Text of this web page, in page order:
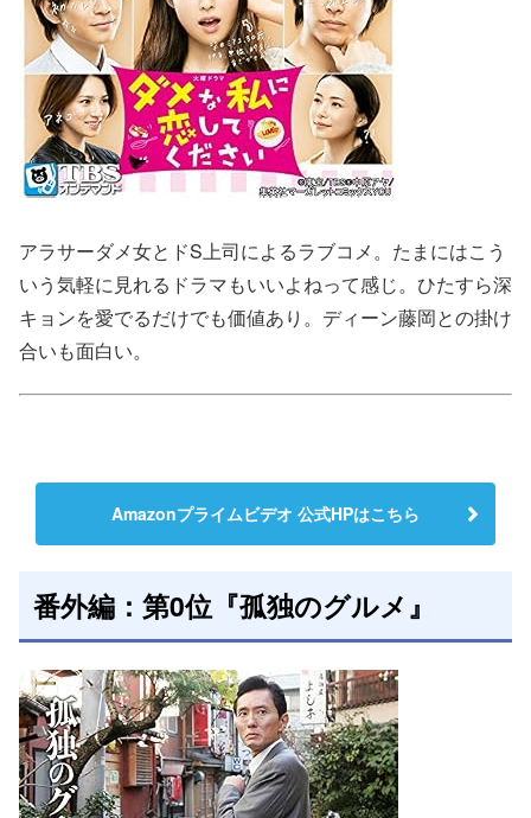
アラサーダメ女とドS上司によるラブコメ。たまにはこう
いう気軽に見れるドラマもいいよねって感じ。ひたすら深
キョンを愛でるだけでも価値あり。ディーン藤岡との掛け
合いも面白い。
Amazonプライムビデオ 公式HPはこちら
番外編：第0位『孤独のグルメ』